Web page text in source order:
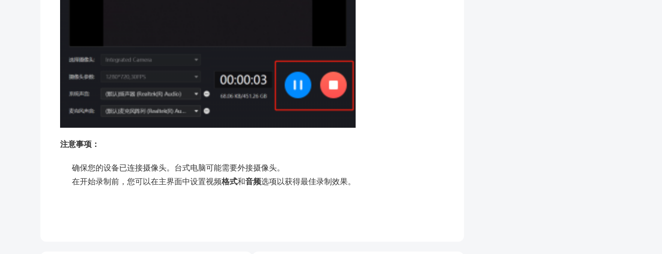
注意事项：
确保您的设备已连接摄像头。台式电脑可能需要外接摄像头。
在开始录制前，您可以在主界面中设置视频格式和音频选项以获得最佳录制效果。